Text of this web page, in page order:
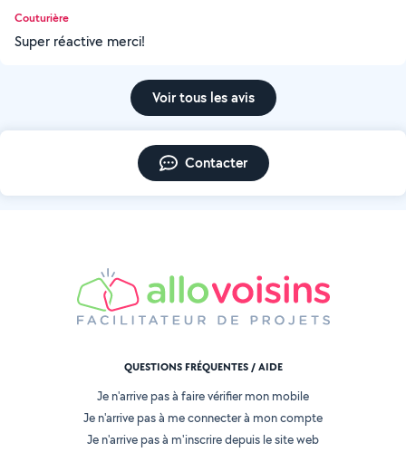
Couturière
Super réactive merci!
Voir tous les avis
Contacter
QUESTIONS FRÉQUENTES / AIDE
Je n'arrive pas à faire vérifier mon mobile
Je n'arrive pas à me connecter à mon compte
Je n'arrive pas à m'inscrire depuis le site web